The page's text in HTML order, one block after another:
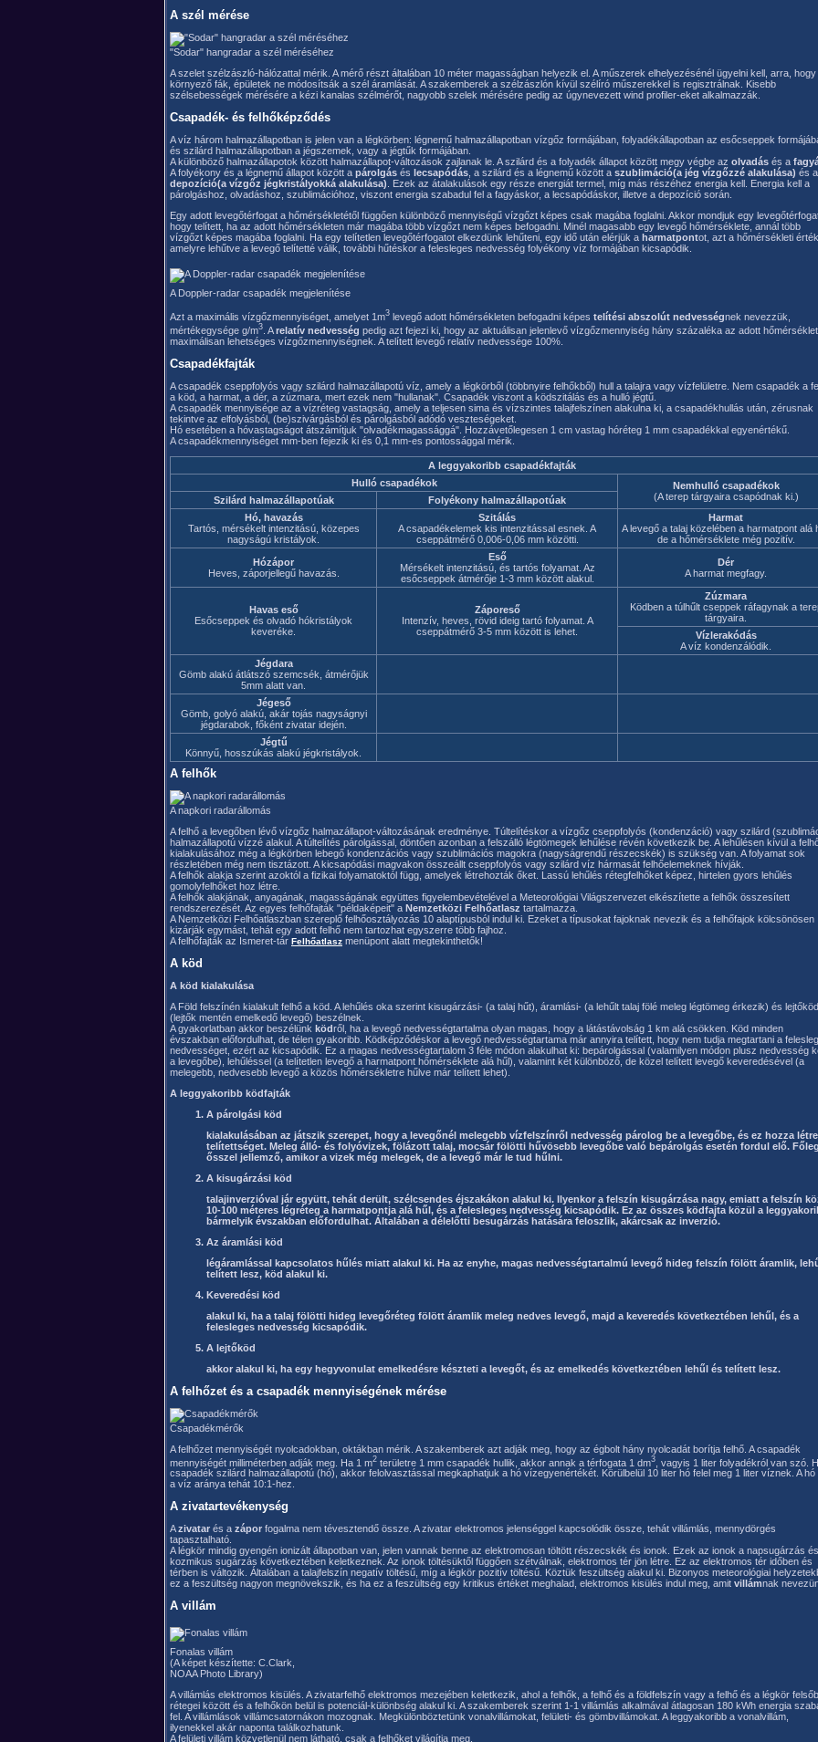
A szél mérése
"Sodar" hangradar a szél méréséhez
A szelet szélzászló-hálózattal mérik. A mérő részt általában 10 méter magasságban helyezik el. A műszerek elhelyezésénél ügyelni kell, arra, hogy
környező fák, épületek ne módosítsák a szél áramlását. A szakemberek a szélzászlón kívül szélíró műszerekkel is regisztrálnak. Kisebb
szélsebességek mérésére a kézi kanalas szélmérőt, nagyobb szelek mérésére pedig az úgynevezett wind profiler-eket alkalmazzák.
Csapadék- és felhőképződés
A víz három halmazállapotban is jelen van a légkörben: légnemű halmazállapotban vízgőz formájában, folyadékállapotban az esőcseppek
és szilárd halmazállapotban a jégszemek, vagy a jégtűk formájában.
A különböző halmazállapotok között halmazállapot-változások zajlanak le. A szilárd és a folyadék állapot között megy végbe az olvadás és a
A folyékony és a légnemű állapot között a párolgás és lecsapódás, a szilárd és a légnemű között a szublimáció(a jég vízgőzzé alakulása) és a
depozíció(a vízgőz jégkristályokká alakulása). Ezek az átalakulások egy része energiát termel, míg más részéhez energia kell. Energia kell a
párolgáshoz, olvadáshoz, szublimációhoz, viszont energia szabadul fel a fagyáskor, a lecsapódáskor, illetve a depozíció során.
Egy adott levegőtérfogat a hőmérsékletétől függően különböző mennyiségű vízgőzt képes csak magába foglalni. Akkor mondjuk egy
hogy telített, ha az adott hőmérsékleten már magába több vízgőzt nem képes befogadni. Minél magasabb egy levegő hőmérséklete, annál több
vízgőzt képes magába foglalni. Ha egy telítetlen levegőtérfogatot elkezdünk lehűteni, egy idő után elérjük a harmatpontot, azt a hőmérsékleti
amelyre lehűtve a levegő telítetté válik, további hűtéskor a felesleges nedvesség folyékony víz formájában kicsapódik.
A Doppler-radar csapadék megjelenítése
Azt a maximális vízgőzmennyiséget, amelyet 1m3 levegő adott hőmérsékleten befogadni képes telítési abszolút nedvességnek nevezzük,
mértékegysége g/m3 . Arelatív nedvesség pedig azt fejezi ki, hogy az aktuálisan jelenlevő vízgőzmennyiség hány százaléka az adott
maximálisan lehetséges vízgőzmennyiségnek. A telített levegő relatív nedvessége 100%.
Csapadékfajták
A csapadék cseppfolyós vagy szilárd halmazállapotú víz, amely a légkörből (többnyire felhőkből) hull a talajra vagy vízfelületre. Nem csapadék a
a köd, a harmat, a dér, a zúzmara, mert ezek nem "hullanak". Csapadék viszont a ködszitálás és a hulló jégtű.
A csapadék mennyisége az a vízréteg vastagság, amely a teljesen sima és vízszintes talajfelszínen alakulna ki, a csapadékhullás után, zérusnak
tekintve az elfolyásból, (be)szivárgásból és párolgásból adódó veszteségeket.
Hó esetében a hóvastagságot átszámítjuk "olvadékmagassággá". Hozzávetőlegesen 1 cm vastag hóréteg 1 mm csapadékkal egyenértékű.
A csapadékmennyiséget mm-ben fejezik ki és 0,1 mm-es pontossággal mérik.
A leggyakoribb csapadékfajták
Hulló csapadékok
Nemhulló csapadékok
(A terep tárgyaira csapódnak ki.)
Szilárd halmazállapotúak
Folyékony halmazállapotúak
Hó, havazás
Tartós, mérsékelt intenzitású, közepes
nagyságú kristályok.
Szitálás
A csapadékelemek kis intenzitással esnek. A
cseppátmérő 0,006-0,06 mm közötti.
Harmat
A levegő a talaj közelében a harmatpont alá
de a hőmérséklete még pozitív.
Hózápor
Heves, záporjellegű havazás.
Eső
Mérsékelt intenzitású, és tartós folyamat. Az
esőcseppek átmérője 1-3 mm között alakul.
Dér
A harmat megfagy.
Havas eső
Esőcseppek és olvadó hókristályok
keveréke.
Záporeső
Intenzív, heves, rövid ideig tartó folyamat. A
cseppátmérő 3-5 mm között is lehet.
Zúzmara
Ködben a túlhűlt cseppek ráfagynak a
tárgyaira.
Vízlerakódás
A víz kondenzálódik.
Jégdara
Gömb alakú átlátszó szemcsék, átmérőjük
5mm alatt van.
Jégeső
Gömb, golyó alakú, akár tojás nagyságnyi
jégdarabok, főként zivatar idején.
Jégtű
Könnyű, hosszúkás alakú jégkristályok.
A felhők
A napkori radarállomás
A felhő a levegőben lévő vízgőz halmazállapot-változásának eredménye. Túltelítéskor a vízgőz cseppfolyós (kondenzáció) vagy szilárd
halmazállapotú vízzé alakul. A túltelítés párolgással, döntően azonban a felszálló légtömegek lehűlése révén következik be. A lehűlésen kívül a
kialakulásához még a légkörben lebegő kondenzációs vagy szublimációs magokra (nagyságrendű részecskék) is szükség van. A folyamat sok
részletében még nem tisztázott. A kicsapódási magvakon összeállt cseppfolyós vagy szilárd víz hármasát felhőelemeknek hívják.
A felhők alakja szerint azoktól a fizikai folyamatoktól függ, amelyek létrehozták őket. Lassú lehűlés rétegfelhőket képez, hirtelen gyors lehűlés
gomolyfelhőket hoz létre.
A felhők alakjának, anyagának, magasságának együttes figyelembevételével a Meteorológiai Világszervezet elkészítette a felhők összesített
rendszerezését. Az egyes felhőfajták "példaképeit" a Nemzetközi Felhőatlasz tartalmazza.
A Nemzetközi Felhőatlaszban szereplő felhőosztályozás 10 alaptípusból indul ki. Ezeket a típusokat fajoknak nevezik és a felhőfajok kölcsönösen
kizárják egymást, tehát egy adott felhő nem tartozhat egyszerre több fajhoz.
A felhőfajták az Ismeret-tár Felhőatlasz menüpont alatt megtekinthetők!
A köd
A köd kialakulása
A Föld felszínén kialakult felhő a köd. A lehűlés oka szerint kisugárzási- (a talaj hűt), áramlási- (a lehűlt talaj fölé meleg légtömeg érkezik) és
(lejtők mentén emelkedő levegő) beszélnek.
A gyakorlatban akkor beszélünk ködről, ha a levegő nedvességtartalma olyan magas, hogy a látástávolság 1 km alá csökken. Köd minden
évszakban előfordulhat, de télen gyakoribb. Ködképződéskor a levegő nedvességtartama már annyira telített, hogy nem tudja megtartani a
nedvességet, ezért az kicsapódik. Ez a magas nedvességtartalom 3 féle módon alakulhat ki: bepárolgással (valamilyen módon plusz nedvesség
a levegőbe), lehűléssel (a telítetlen levegő a harmatpont hőmérséklete alá hűl), valamint két különböző, de közel telített levegő keveredésével (a
melegebb, nedvesebb levegő a közös hőmérsékletre hűlve már telített lehet).
A leggyakoribb ködfajták
A párolgási köd
kialakulásában az játszik szerepet, hogy a levegőnél melegebb vízfelszínről nedvesség párolog be a levegőbe, és ez hozza
telítettséget. Meleg álló- és folyóvizek, fölázott talaj, mocsár fölötti hűvösebb levegőbe való bepárolgás esetén fordul elő. Főleg
ősszel jellemző, amikor a vizek még melegek, de a levegő már le tud hűlni.
A kisugárzási köd
talajinverzióval jár együtt, tehát derült, szélcsendes éjszakákon alakul ki. Ilyenkor a felszín kisugárzása nagy, emiatt a felszín
10-100 méteres légréteg a harmatpontja alá hűl, és a felesleges nedvesség kicsapódik. Ez az összes ködfajta közül a
bármelyik évszakban előfordulhat. Általában a délelőtti besugárzás hatására feloszlik, akárcsak az inverzió.
Az áramlási köd
légáramlással kapcsolatos hűlés miatt alakul ki. Ha az enyhe, magas nedvességtartalmú levegő hideg felszín fölött áramlik,
telített lesz, köd alakul ki.
Keveredési köd
alakul ki, ha a talaj fölötti hideg levegőréteg fölött áramlik meleg nedves levegő, majd a keveredés következtében lehűl, és a
felesleges nedvesség kicsapódik.
A lejtőköd
akkor alakul ki, ha egy hegyvonulat emelkedésre készteti a levegőt, és az emelkedés következtében lehűl és telített lesz.
A felhőzet és a csapadék mennyiségének mérése
Csapadékmérők
A felhőzet mennyiségét nyolcadokban, oktákban mérik. A szakemberek azt adják meg, hogy az égbolt hány nyolcadát borítja felhő. A csapadék
mennyiségét milliméterben adják meg. Ha 1 m2 területre 1 mm csapadék hullik, akkor annak a térfogata 1 dm3 , vagyis 1 liter folyadékról van szó.
csapadék szilárd halmazállapotú (hó), akkor felolvasztással megkaphatjuk a hó vízegyenértékét. Körülbelül 10 liter hó felel meg 1 liter víznek. A hó
a víz aránya tehát 10:1-hez.
A zivatartevékenység
Azivatar és a zápor fogalma nem tévesztendő össze. A zivatar elektromos jelenséggel kapcsolódik össze, tehát villámlás, mennydörgés
tapasztalható.
A légkör mindig gyengén ionizált állapotban van, jelen vannak benne az elektromosan töltött részecskék és ionok. Ezek az ionok a napsugárzás
kozmikus sugárzás következtében keletkeznek. Az ionok töltésüktől függően szétválnak, elektromos tér jön létre. Ez az elektromos tér időben és
térben is változik. Általában a talajfelszín negatív töltésű, míg a légkör pozitív töltésű. Köztük feszültség alakul ki. Bizonyos meteorológiai
ez a feszültség nagyon megnövekszik, és ha ez a feszültség egy kritikus értéket meghalad, elektromos kisülés indul meg, amit villámnak
A villám
Fonalas villám
(A képet készítette: C.Clark,
NOAA Photo Library)
A villámlás elektromos kisülés. A zivatarfelhő elektromos mezejében keletkezik, ahol a felhők, a felhő és a földfelszín vagy a felhő és a légkör
rétegei között és a felhőkön belül is potenciál-különbség alakul ki. A szakemberek szerint 1-1 villámlás alkalmával átlagosan 180 kWh energia
fel. A villámlások villámcsatornákon mozognak. Megkülönböztetünk vonalvillámokat, felületi- és gömbvillámokat. A leggyakoribb a vonalvillám,
ilyenekkel akár naponta találkozhatunk.
A felületi villám közvetlenül nem látható, csak a felhőket világítja meg.